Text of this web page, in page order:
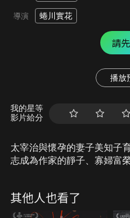
導演 蜷川實花
請
播放
我的星等
影片給分
太宰治與懷孕的妻子美知子
志成為作家的靜子、寡婦富
治身邊，鼓勵他繼續創作。
他的代表作《人間失格》
其他人也看了